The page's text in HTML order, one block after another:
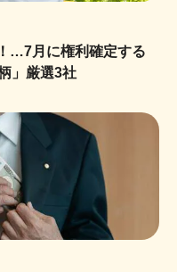
…7月に権利確定する
」厳選3社